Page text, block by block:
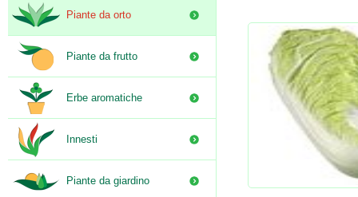
Piante da orto
Piante da frutto
Erbe aromatiche
Innesti
Piante da giardino